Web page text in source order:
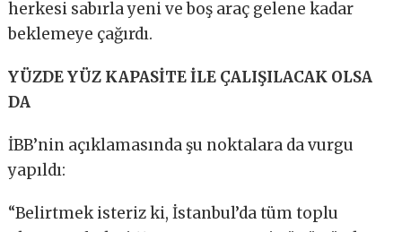
herkesi sabırla yeni ve boş araç gelene kadar
beklemeye çağırdı.
YÜZDE YÜZ KAPASİTE İLE ÇALIŞILACAK OLSA
DA
İBB’nin açıklamasında şu noktalara da vurgu
yapıldı:
“Belirtmek isteriz ki, İstanbul’da tüm toplu